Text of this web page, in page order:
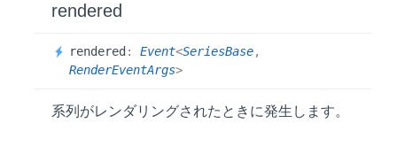
rendered
rendered : Event<SeriesBase,
RenderEventArgs>
系列がレンダリングされたときに発生します。